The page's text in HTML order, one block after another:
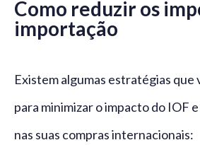
Como reduzir os
importação
Existem algumas estratégias que
para minimizar o impacto do IOF
nas suas compras internacionais: